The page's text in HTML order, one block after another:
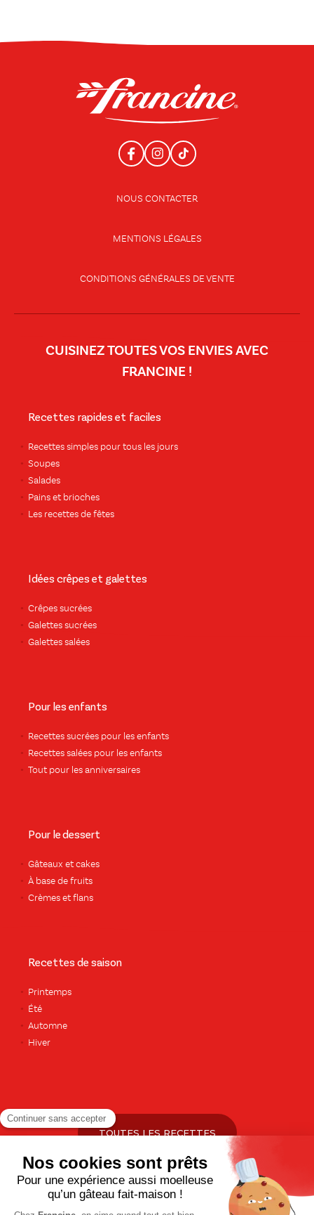
NOUS CONTACTER
MENTIONS LÉGALES
CONDITIONS GÉNÉRALES DE VENTE
CUISINEZ TOUTES VOS ENVIES AVEC
FRANCINE !
Recettes rapides et faciles
Recettes simples pour tous les jours
Soupes
Salades
Pains et brioches
Les recettes de fêtes
Idées crêpes et galettes
Crêpes sucrées
Galettes sucrées
Galettes salées
Pour les enfants
Recettes sucrées pour les enfants
Recettes salées pour les enfants
Tout pour les anniversaires
Pour le dessert
Gâteaux et cakes
À base de fruits
Crèmes et flans
Recettes de saison
Printemps
Été
Automne
Hiver
TOUTES LES RECETTES
Pour votre santé, pratiquez une activité physique régulière. Plus